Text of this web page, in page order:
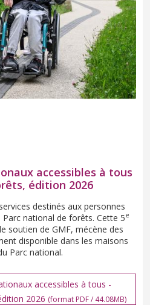
accessibles à tous
édition 2026
destinés aux personnes
national de forêts. Cette 5e
soutien de GMF, mécène des
disponible dans les maisons
Parc national.
accessibles à tous -
2026 (format PDF / 44.08MB)